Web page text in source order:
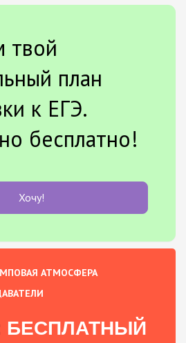
твой
план
к ЕГЭ.
бесплатно!
Хочу!
АТМОСФЕРА
БЕСПЛАТНЫЙ